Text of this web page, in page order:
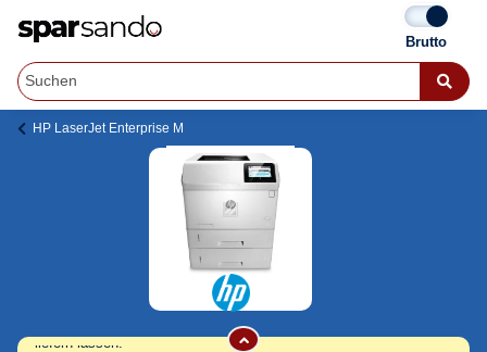
HP LaserJet Enterprise M
HP LaserJet Enterprise M 606 x Toner
Jetzt originale & kompatible HP LaserJet
Enterprise M 606 x Toner
Sparsando kaufen.
Den Druckerhersteller und das Druckermodell auf Sparsando.de
liefern lassen.